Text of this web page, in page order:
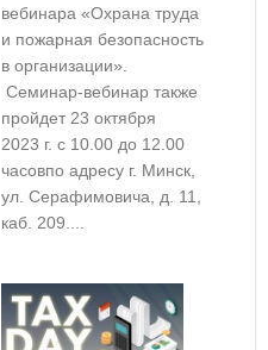
вебинара «Охрана труда
и пожарная безопасность
в организации».
Семинар-вебинар также
пройдет 23 октября
2023 г. с 10.00 до 12.00
часовпо адресу г. Минск,
ул. Серафимовича, д. 11,
каб. 209....